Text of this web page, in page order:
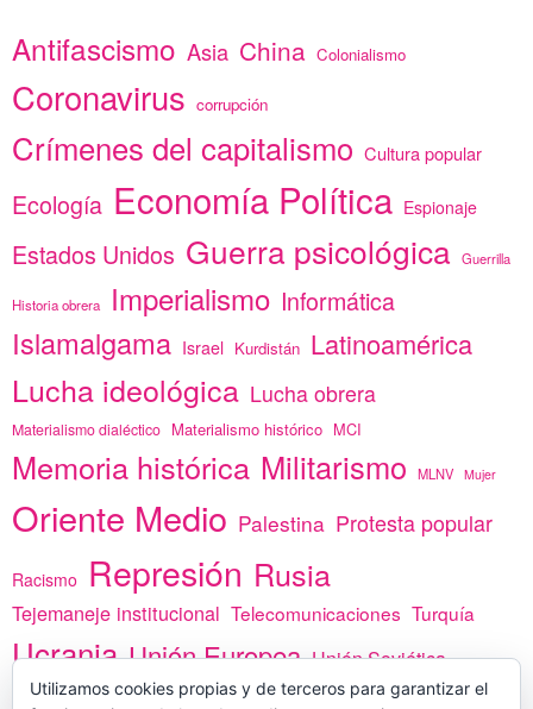
Antifascismo Asia China Colonialismo
Coronavirus corrupción
Crímenes del capitalismo Cultura popular
Ecología Economía Política Espionaje
Estados Unidos Guerra psicológica Guerrilla
Historia obrera Imperialismo Informática
Islamalgama Israel Kurdistán Latinoamérica
Lucha ideológica Lucha obrera
Materialismo dialéctico Materialismo histórico MCI
Memoria histórica Militarismo MLNV Mujer
Oriente Medio Palestina Protesta popular
Racismo Represión Rusia
Tejemaneje institucional Telecomunicaciones Turquía
Ucrania Unión Europea Unión Soviética
vacunas África
Utilizamos cookies propias y de terceros para garantizar el